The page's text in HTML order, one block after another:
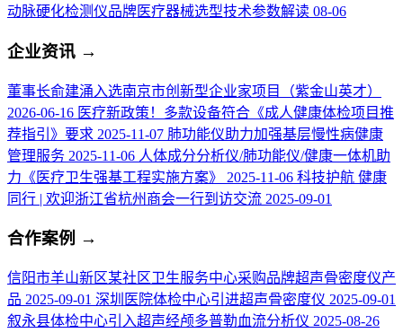
动脉硬化检测仪品牌医疗器械选型技术参数解读 08-06
企业资讯 →
董事长俞建涌入选南京市创新型企业家项目（紫金山英才）
2026-06-16 医疗新政策！多款设备符合《成人健康体检项目推
荐指引》要求 2025-11-07 肺功能仪助力加强基层慢性病健康
管理服务 2025-11-06 人体成分分析仪/肺功能仪/健康一体机助
力《医疗卫生强基工程实施方案》
2025-11-06 科技护航 健康
同行 | 欢迎浙江省杭州商会一行到访交流 2025-09-01
合作案例 →
信阳市羊山新区某社区卫生服务中心采购品牌超声骨密度仪产
品 2025-09-01 深圳医院体检中心引进超声骨密度仪 2025-09-01
叙永县体检中心引入超声经颅多普勒血流分析仪 2025-08-26